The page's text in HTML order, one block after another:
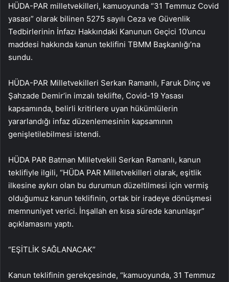
HÜDA-PAR milletvekilleri, kamuoyunda “31 Temmuz Covid
yasası” olarak bilinen 5275 sayılı Ceza ve Güvenlik
Tedbirlerinin İnfazı Hakkındaki Kanunun Geçici 10’uncu
maddesi hakkında kanun teklifini TBMM Başkanlığı’na
sundu.
HÜDA-PAR Milletvekilleri Serkan Ramanlı, Faruk Dinç ve
Şahzade Demir’in imzalı teklifte, Covid-19 Yasası
kapsamında, belirli kritirlere uyan hükümlülerin
yararlandığı infaz düzenlemesinin kapsamının
genişletilebilmesi istendi.
HÜDA PAR Batman Milletvekili Serkan Ramanlı, kanun
teklifiyle ilgili, “HÜDA PAR Milletvekilleri olarak, eşitlik
ilkesine aykırı olan bu durumun düzeltilmesi için vermiş
olduğumuz kanun teklifinin, ortak bir iradeye dönüşmesi
memnuniyet verici. İnşallah en kısa sürede kanunlaşır”
açıklamasını yaptı.
“EŞİTLİK SAĞLANACAK”
Kanun teklifinin gerekçesinde, “kamuoyunda, 31 Temmuz